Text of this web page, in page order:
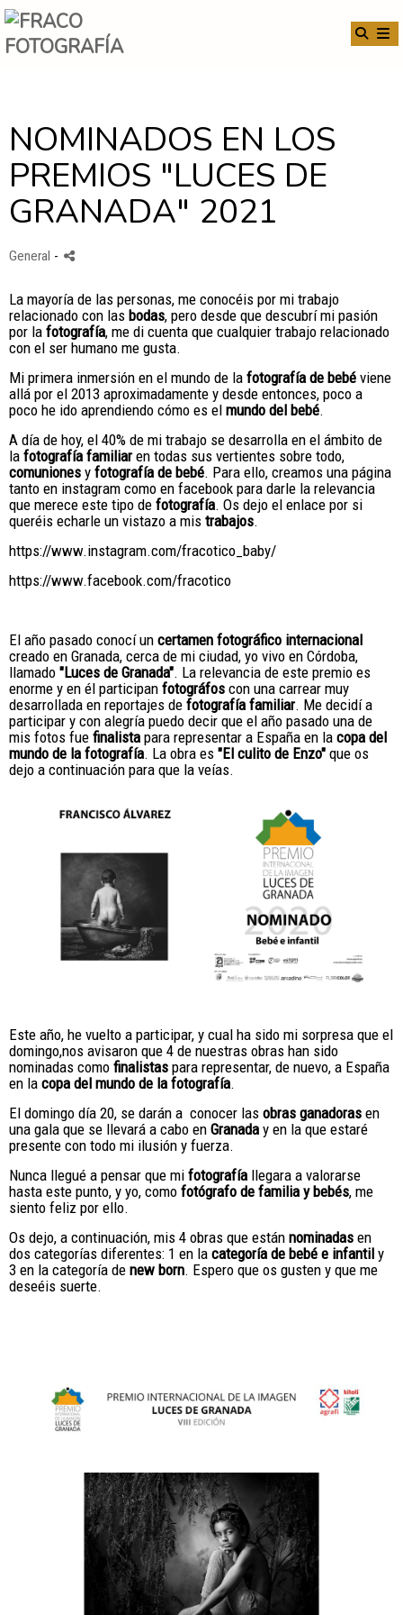
NOMINADOS EN LOS
PREMIOS "LUCES DE
GRANADA" 2021
General -
La mayoría de las personas, me conocéis por mi trabajo
relacionado con las bodas, pero desde que descubrí mi pasión
por la fotografía, me di cuenta que cualquier trabajo relacionado
con el ser humano me gusta.
Mi primera inmersión en el mundo de la fotografía de bebé viene
allá por el 2013 aproximadamente y desde entonces, poco a
poco he ido aprendiendo cómo es el mundo del bebé.
A día de hoy, el 40% de mi trabajo se desarrolla en el ámbito de
la fotografía familiaren todas sus vertientes sobre todo,
comuniones y fotografía de bebé. Para ello, creamos una página
tanto en instagram como en facebook para darle la relevancia
que merece este tipo de fotografía. Os dejo el enlace por si
queréis echarle un vistazo a mis trabajos.
https://www.instagram.com/fracotico_baby/
https://www.facebook.com/fracotico
El año pasado conocí un certamen fotográfico internacional
creado en Granada, cerca de mi ciudad, yo vivo en Córdoba,
llamado "Luces de Granada". La relevancia de este premio es
enorme y en él participan fotográfos con una carrear muy
desarrollada en reportajes de fotografía familiar. Me decidí a
participar y con alegría puedo decir que el año pasado una de
mis fotos fue finalista para representar a España en la copa del
mundo de la fotografía. La obra es "El culito de Enzo" que os
dejo a continuación para que la veías.
Este año, he vuelto a participar, y cual ha sido mi sorpresa que el
domingo,nos avisaron que 4 de nuestras obras han sido
nominadas como finalistas para representar, de nuevo, a España
en la copa del mundo de la fotografía.
El domingo día 20, se darán a conocer las obras ganadoras en
una gala que se llevará a cabo en Granada y en la que estaré
presente con todo mi ilusión y fuerza.
Nunca llegué a pensar que mi fotografía llegara a valorarse
hasta este punto, y yo, como fotógrafo de familia y bebés, me
siento feliz por ello.
Os dejo, a continuación, mis 4 obras que están nominadas en
dos categorías diferentes: 1 en la categoría de bebé e infantil y
3 en la categoría de new born. Espero que os gusten y que me
deseéis suerte.